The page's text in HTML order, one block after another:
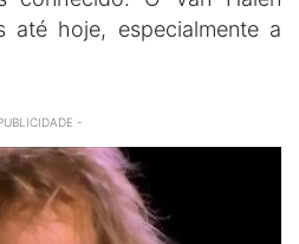
até hoje, especialmente a
-